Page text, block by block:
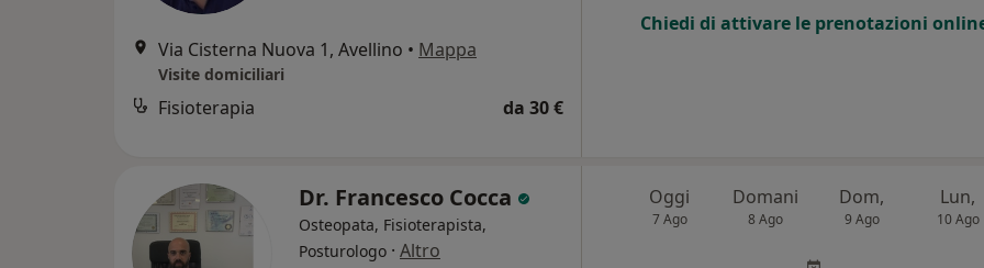
Via Cisterna Nuova 1, Avellino • Mappa
Visite domiciliari
Fisioterapia da 30 €
Chiedi di attivare le prenotazioni
Dr. Francesco Cocca
Osteopata, Fisioterapista,
Posturologo · Altro
Oggi
7 Ago
Domani
8 Ago
Dom,
9 Ago
Lun,
10 Ago